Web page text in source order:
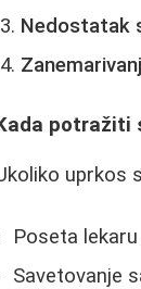
Nedostatak
potražiti
uprkos
Poseta
Savetovanje